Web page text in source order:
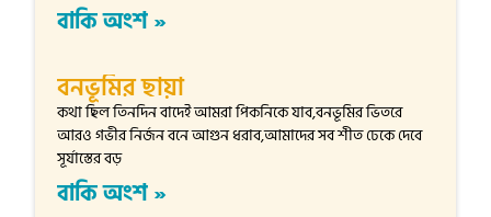
বাকি অংশ »
বনভূমির ছায়া
কথা ছিল তিনদিন বাদেই আমরা পিকনিকে যাব,বনভূমির ভিতরে
আরও গভীর নির্জন বনে আগুন ধরাব,আমাদের সব শীত ঢেকে দেবে
সূর্যাস্তের বড়
বাকি অংশ »